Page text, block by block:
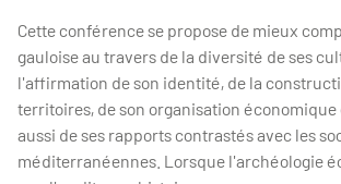
Cette conférence se propose de mieux
gauloise au travers de la diversité de ses
l'affirmation de son identité, de la
territoires, de son organisation économique
aussi de ses rapports contrastés avec les
méditerranéennes. Lorsque l'archéologie